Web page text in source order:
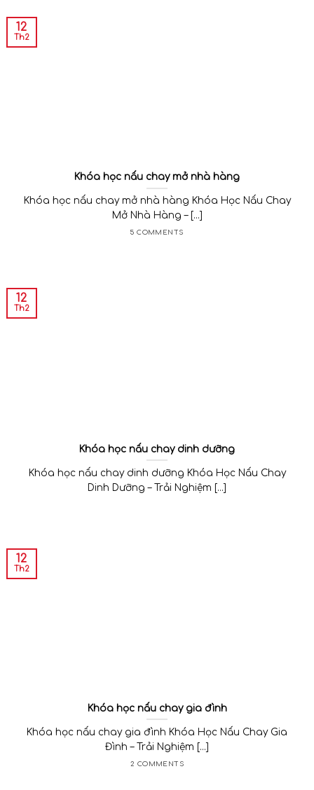
Khóa học nấu chay mở nhà hàng
Khóa học nấu chay mở nhà hàng Khóa Học Nấu Chay
Mở Nhà Hàng – [...]
5 COMMENTS
12
Th2
Khóa học nấu chay dinh dưỡng
Khóa học nấu chay dinh dưỡng Khóa Học Nấu Chay
Dinh Dưỡng – Trải Nghiệm [...]
12
Th2
Khóa học nấu chay gia đình
Khóa học nấu chay gia đình Khóa Học Nấu Chay Gia
Đình – Trải Nghiệm [...]
2 COMMENTS
12
Th2